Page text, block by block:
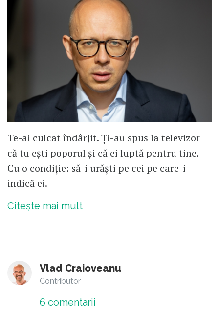
Te-ai culcat îndârjit. Ți-au spus la televizor
că tu ești poporul și că ei luptă pentru tine.
Cu o condiție: să-i urăști pe cei pe care-i
indică ei.
Citește mai mult
Vlad Craioveanu
Contributor
6 comentarii